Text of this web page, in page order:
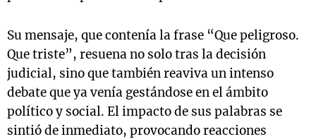
Su mensaje, que contenía la frase “Que peligroso.
Que triste”, resuena no solo tras la decisión
judicial, sino que también reaviva un intenso
debate que ya venía gestándose en el ámbito
político y social. El impacto de sus palabras se
sintió de inmediato, provocando reacciones